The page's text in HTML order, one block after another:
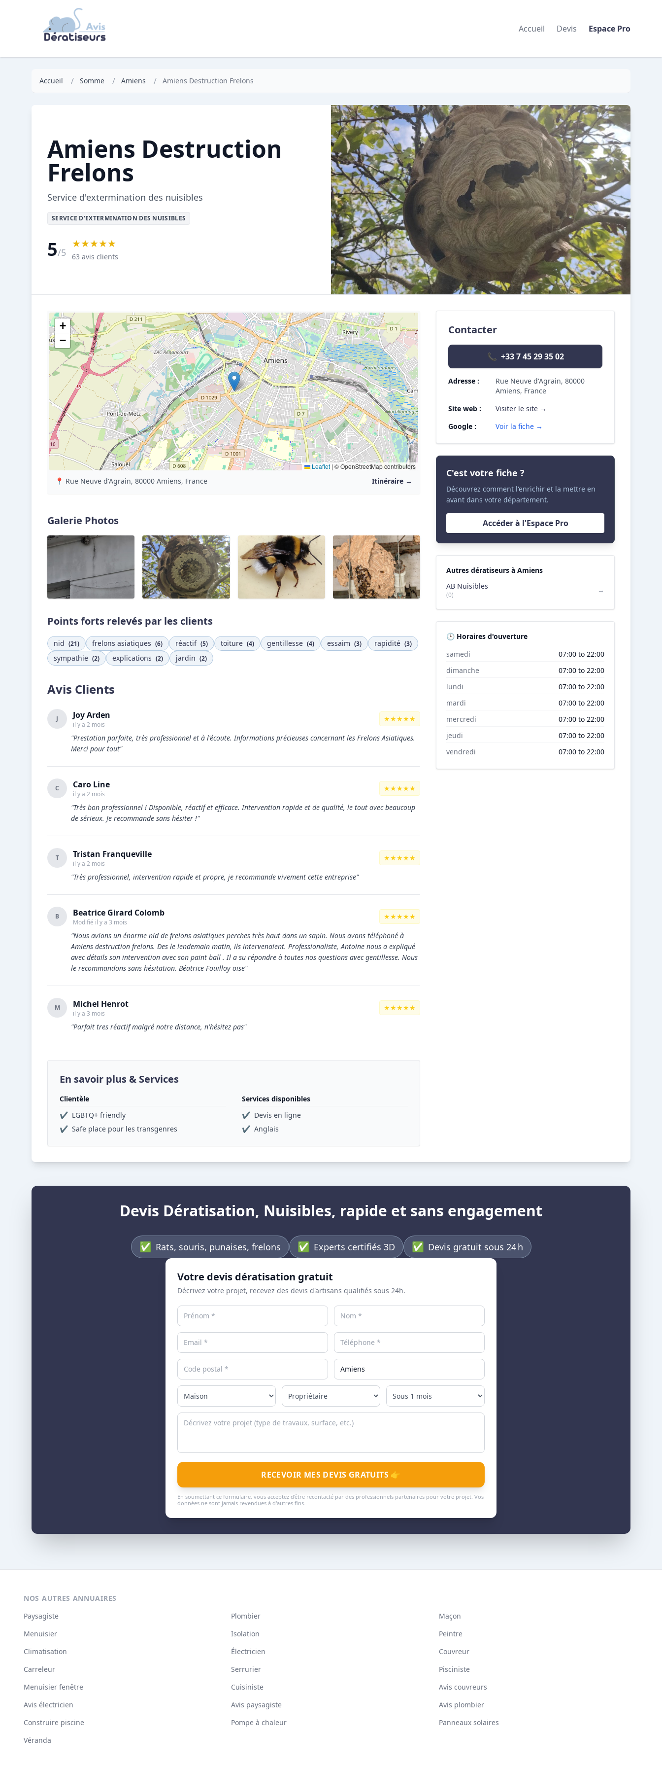
Accueil Devis Espace Pro
Accueil / Somme / Amiens / Amiens Destruction Frelons
Amiens Destruction
Frelons
Service d'extermination des nuisibles
SERVICE D'EXTERMINATION DES NUISIBLES
5/5
★★★★★
63 avis clients
+
−
Leaflet | © OpenStreetMap contributors
📍 Rue Neuve d'Agrain, 80000 Amiens, France Itinéraire →
Galerie Photos
Points forts relevés par les clients
nid (21) frelons asiatiques (6) réactif (5) toiture (4) gentillesse (4) essaim (3) rapidité (3)
sympathie (2) explications (2) jardin (2)
Avis Clients
J Joy Arden
il y a 2 mois
★★★★★
"Prestation parfaite, très professionnel et à l'écoute. Informations précieuses concernant les Frelons Asiatiques.
Merci pour tout"
C Caro Line
il y a 2 mois
★★★★★
"Très bon professionnel ! Disponible, réactif et efficace. Intervention rapide et de qualité, le tout avec beaucoup
de sérieux. Je recommande sans hésiter !"
T Tristan Franqueville
il y a 2 mois
★★★★★
"Très professionnel, intervention rapide et propre, je recommande vivement cette entreprise"
B Beatrice Girard Colomb
Modifié il y a 3 mois
★★★★★
"Nous avions un énorme nid de frelons asiatiques perches très haut dans un sapin. Nous avons téléphoné à
Amiens destruction frelons. Des le lendemain matin, ils intervenaient. Professionaliste, Antoine nous a expliqué
avec détails son intervention avec son paint ball . Il a su répondre à toutes nos questions avec gentillesse. Nous
le recommandons sans hésitation. Béatrice Fouilloy oise"
M Michel Henrot
il y a 3 mois
★★★★★
"Parfait tres réactif malgré notre distance, n'hésitez pas"
En savoir plus & Services
Clientèle
✔ LGBTQ+ friendly
✔ Safe place pour les transgenres
Services disponibles
✔ Devis en ligne
✔ Anglais
Contacter
📞 +33 7 45 29 35 02
Adresse :
Rue Neuve d'Agrain, 80000
Amiens, France
Site web :
Visiter le site →
Google :
Voir la fiche →
C'est votre fiche ?
Découvrez comment l'enrichir et la mettre en
avant dans votre département.
Accéder à l'Espace Pro
Autres dératiseurs à Amiens
AB Nuisibles
(0)
→
🕒 Horaires d'ouverture
samedi
07:00 to 22:00
dimanche
07:00 to 22:00
lundi
07:00 to 22:00
mardi
07:00 to 22:00
mercredi
07:00 to 22:00
jeudi
07:00 to 22:00
vendredi
07:00 to 22:00
Devis Dératisation, Nuisibles, rapide et sans engagement
✅ Rats, souris, punaises, frelons ✅ Experts certifiés 3D ✅ Devis gratuit sous 24 h
Votre devis dératisation gratuit
Décrivez votre projet, recevez des devis d'artisans qualifiés sous 24h.
RECEVOIR MES DEVIS GRATUITS 👉
En soumettant ce formulaire, vous acceptez d'être recontacté par des professionnels partenaires pour votre projet. Vos
données ne sont jamais revendues à d'autres fins.
NOS AUTRES ANNUAIRES
Paysagiste
Plombier
Maçon
Menuisier
Isolation
Peintre
Climatisation
Électricien
Couvreur
Carreleur
Serrurier
Pisciniste
Menuisier fenêtre
Cuisiniste
Avis couvreurs
Avis électricien
Avis paysagiste
Avis plombier
Construire piscine
Pompe à chaleur
Panneaux solaires
Véranda